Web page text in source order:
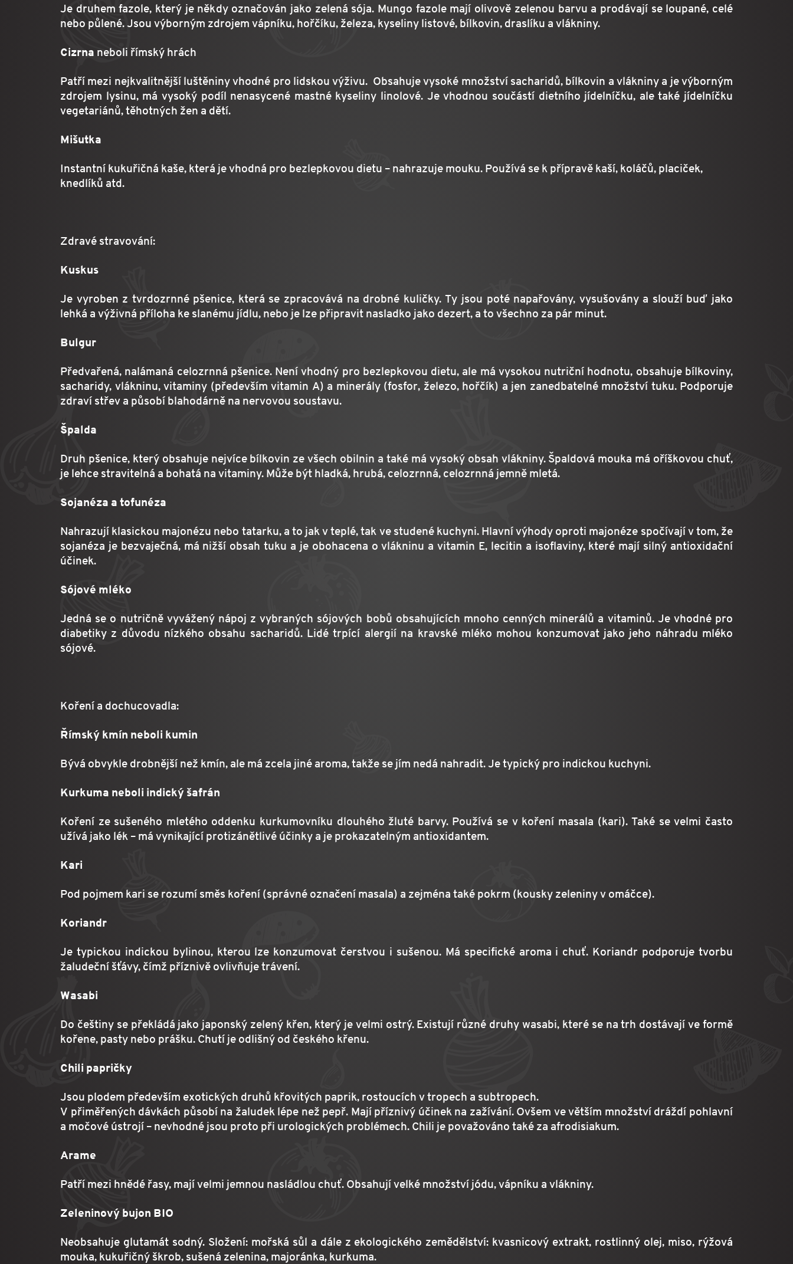
Je druhem fazole, který je někdy označován jako zelená sója. Mungo fazole mají olivově zelenou barvu a prodávají se loupané, celé
nebo půlené. Jsou výborným zdrojem vápníku, hořčíku, železa, kyseliny listové, bílkovin, draslíku a vlákniny.
Cizrna neboli římský hrách
Patří mezi nejkvalitnější luštěniny vhodné pro lidskou výživu. Obsahuje vysoké množství sacharidů, bílkovin a vlákniny a je výborným
zdrojem lysinu, má vysoký podíl nenasycené mastné kyseliny linolové. Je vhodnou součástí dietního jídelníčku, ale také jídelníčku
vegetariánů, těhotných žen a dětí.
Mišutka
Instantní kukuřičná kaše, která je vhodná pro bezlepkovou dietu – nahrazuje mouku. Používá se k přípravě kaší, koláčů, placiček,
knedlíků atd.
Zdravé stravování:
Kuskus
Je vyroben z tvrdozrnné pšenice, která se zpracovává na drobné kuličky. Ty jsou poté napařovány, vysušovány a slouží buď jako
lehká a výživná příloha ke slanému jídlu, nebo je lze připravit nasladko jako dezert, a to všechno za pár minut.
Bulgur
Předvařená, nalámaná celozrnná pšenice. Není vhodný pro bezlepkovou dietu, ale má vysokou nutriční hodnotu, obsahuje bílkoviny,
sacharidy, vlákninu, vitaminy (především vitamin A) a minerály (fosfor, železo, hořčík) a jen zanedbatelné množství tuku. Podporuje
zdraví střev a působí blahodárně na nervovou soustavu.
Špalda
Druh pšenice, který obsahuje nejvíce bílkovin ze všech obilnin a také má vysoký obsah vlákniny. Špaldová mouka má oříškovou chuť,
je lehce stravitelná a bohatá na vitaminy. Může být hladká, hrubá, celozrnná, celozrnná jemně mletá.
Sojanéza a tofunéza
Nahrazují klasickou majonézu nebo tatarku, a to jak v teplé, tak ve studené kuchyni. Hlavní výhody oproti majonéze spočívají v tom, že
sojanéza je bezvaječná, má nižší obsah tuku a je obohacena o vlákninu a vitamin E, lecitin a isoflaviny, které mají silný antioxidační
účinek.
Sójové mléko
Jedná se o nutričně vyvážený nápoj z vybraných sójových bobů obsahujících mnoho cenných minerálů a vitaminů. Je vhodné pro
diabetiky z důvodu nízkého obsahu sacharidů. Lidé trpící alergií na kravské mléko mohou konzumovat jako jeho náhradu mléko
sójové.
Koření a dochucovadla:
Římský kmín neboli kumin
Bývá obvykle drobnější než kmín, ale má zcela jiné aroma, takže se jím nedá nahradit. Je typický pro indickou kuchyni.
Kurkuma neboli indický šafrán
Koření ze sušeného mletého oddenku kurkumovníku dlouhého žluté barvy. Používá se v koření masala (kari). Také se velmi často
užívá jako lék – má vynikající protizánětlivé účinky a je prokazatelným antioxidantem.
Kari
Pod pojmem kari se rozumí směs koření (správné označení masala) a zejména také pokrm (kousky zeleniny v omáčce).
Koriandr
Je typickou indickou bylinou, kterou lze konzumovat čerstvou i sušenou. Má specifické aroma i chuť. Koriandr podporuje tvorbu
žaludeční šťávy, čímž příznivě ovlivňuje trávení.
Wasabi
Do češtiny se překládá jako japonský zelený křen, který je velmi ostrý. Existují různé druhy wasabi, které se na trh dostávají ve formě
kořene, pasty nebo prášku. Chutí je odlišný od českého křenu.
Chili papričky
Jsou plodem především exotických druhů křovitých paprik, rostoucích v tropech a subtropech.
V přiměřených dávkách působí na žaludek lépe než pepř. Mají příznivý účinek na zažívání. Ovšem ve větším množství dráždí pohlavní
a močové ústrojí – nevhodné jsou proto při urologických problémech. Chili je považováno také za afrodisiakum.
Arame
Patří mezi hnědé řasy, mají velmi jemnou nasládlou chuť. Obsahují velké množství jódu, vápníku a vlákniny.
Zeleninový bujon BIO
Neobsahuje glutamát sodný. Složení: mořská sůl a dále z ekologického zemědělství: kvasnicový extrakt, rostlinný olej, miso, rýžová
mouka, kukuřičný škrob, sušená zelenina, majoránka, kurkuma.